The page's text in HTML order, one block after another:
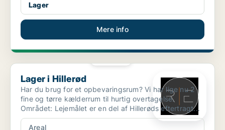
Lager
Mere info
Lager i Hillerød
Lager i Hillerød
Har du brug for et opbevaringsrum? Vi har lige nu 2
fine og tørre kælderrum til hurtig overtagelse.
Området: Lejemålet er en del af Hillerøds eftertragt...
Areal